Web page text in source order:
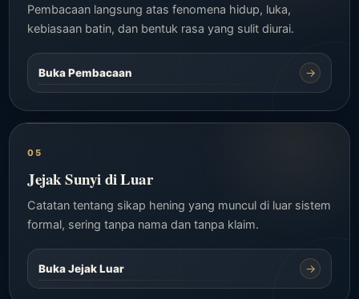
Pembacaan langsung atas fenomena hidup, luka,
kebiasaan batin, dan bentuk rasa yang sulit diurai.
Buka Pembacaan →
05
Jejak Sunyi di Luar
Catatan tentang sikap hening yang muncul di luar sistem
formal, sering tanpa nama dan tanpa klaim.
Buka Jejak Luar →